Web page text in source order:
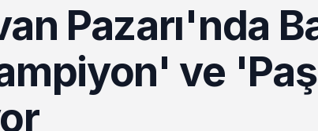
Pazarı'nda
ve